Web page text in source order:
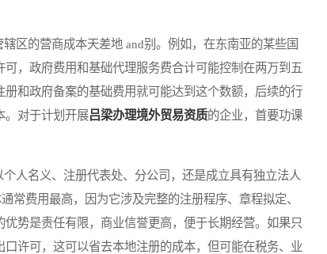
的营商成本天差地 and别。例如，在东南亚的某些国
，政府费用和基础代理服务费合计可能控制在两万到五
和政府备案的基础费用就可能达到这个数额，后续的行
。对于计划开展吕梁办理境外贸易资质的企业，首要功课
名义、注册代表处、分公司，还是成立具有独立法人
常费用最高，因为它涉及完整的注册程序、章程拟定、
势是责任有限，商业信誉更高，便于长期经营。如果只
许可，这可以省去本地注册的成本，但可能在税务、业